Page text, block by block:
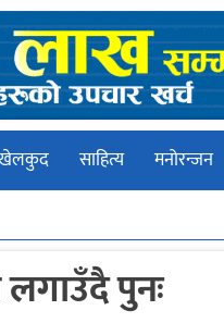
साहित्य
मनोरन्जन
पुनः